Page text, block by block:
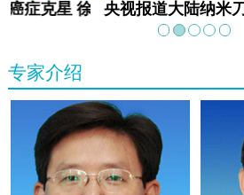
癌症克星 徐克成
专家介绍